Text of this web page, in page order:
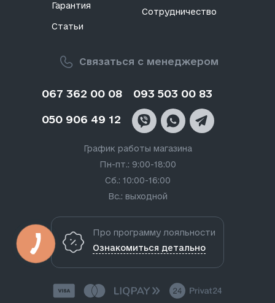
Связаться с менеджером
067 362 00 08 093 503 00 83
050 906 49 12
График работы магазина
Пн-пт.: 9:00-18:00
Сб.: 10:00-16:00
Вс.: выходной
Гарантия
Статьи
Сотрудничество
Про программу лояльности
Ознакомиться детально